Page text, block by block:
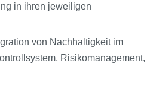
in ihren jeweiligen
von Nachhaltigkeit im
Risikomanagement,